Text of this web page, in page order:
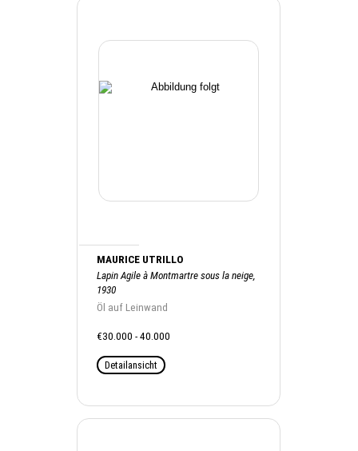
MAURICE UTRILLO
Lapin Agile à Montmartre sous la neige,
1930
Öl auf Leinwand
€30.000 - 40.000
Detailansicht